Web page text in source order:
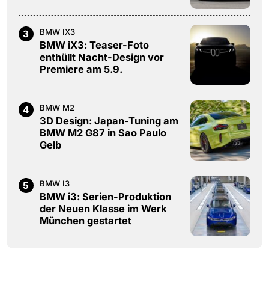
3 BMW IX3
BMW iX3: Teaser-Foto
enthüllt Nacht-Design vor
Premiere am 5.9.
4 BMW M2
3D Design: Japan-Tuning am
BMW M2 G87 in Sao Paulo
Gelb
5 BMW I3
BMW i3: Serien-Produktion
der Neuen Klasse im Werk
München gestartet